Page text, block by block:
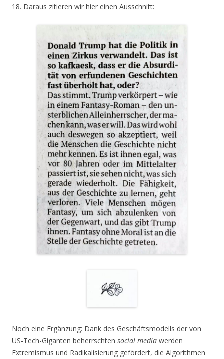
18. Daraus zitieren wir hier einen Ausschnitt:
Noch eine Ergänzung: Dank des Geschäftsmodells der von
US-Tech-Giganten beherrschten social media werden
Extremismus und Radikalisierung gefördert, die Algorithmen